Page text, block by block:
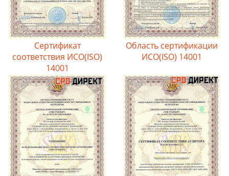
Сертификат
соответствия ИСО(ISO)
14001
Область сертификации
ИСО(ISO) 14001